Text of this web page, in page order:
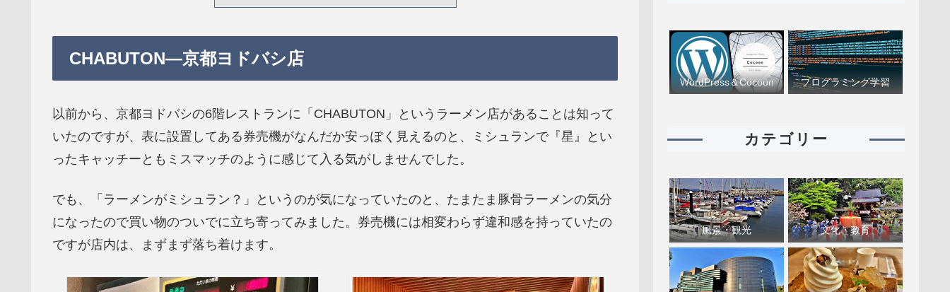
CHABUTON―京都ヨドバシ店
以前から、京都ヨドバシの6階レストランに「CHABUTON」というラーメン店があることは知って
いたのですが、表に設置してある券売機がなんだか安っぽく見えるのと、ミシュランで『星』とい
ったキャッチーともミスマッチのように感じて入る気がしませんでした。
でも、「ラーメンがミシュラン？」というのが気になっていたのと、たまたま豚骨ラーメンの気分
になったので買い物のついでに立ち寄ってみました。券売機には相変わらず違和感を持っていたの
ですが店内は、まずまず落ち着けます。
WordPress＆Cocoon プログラミング学習
カテゴリー
風景・観光 文化・教育